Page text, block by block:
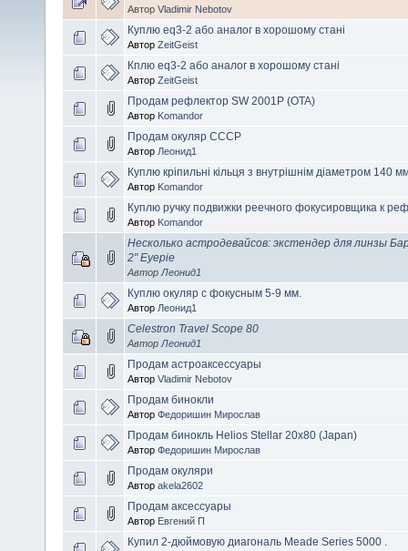
Автор Vladimir Nebotov
Куплю eq3-2 або аналог в хорошому стані
Автор ZeitGeist
Кплю eq3-2 або аналог в хорошому стані
Автор ZeitGeist
Продам рефлектор SW 2001P (OTA)
Автор Komandor
Продам окуляр СССР
Автор Леонид1
Куплю кріпильні кільця з внутрішнім діаметром 140
Автор Komandor
Куплю ручку подвижки реечного фокусировщика к
Автор Komandor
Несколько астродевайсов: экстендер для линзы
2" Eyepie
Автор Леонид1
Куплю окуляр с фокусным 5-9 мм.
Автор Леонид1
Celestron Travel Scope 80
Автор Леонид1
Продам астроаксессуары
Автор Vladimir Nebotov
Продам бинокли
Автор Федоришин Мирослав
Продам бинокль Helios Stellar 20x80 (Japan)
Автор Федоришин Мирослав
Продам окуляри
Автор akela2602
Продам аксессуары
Автор Евгений П
Купил 2-дюймовую диагональ Meade Series 5000 .